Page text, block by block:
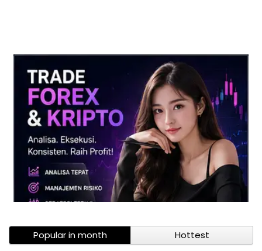
Popular in month
Hottest